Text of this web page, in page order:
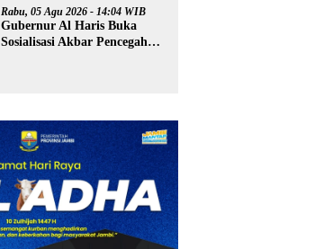
Rakyat
Rabu, 05 Agu 2026 - 14:04 WIB
Gubernur Al Haris Buka
Sosialisasi Akbar Pencegahan